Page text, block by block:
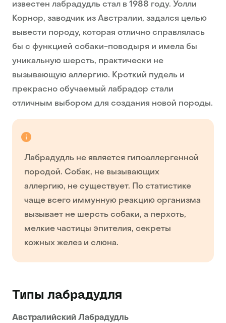
известен лабрадудль стал в 1988 году. Уолли
Корнор, заводчик из Австралии, задался целью
вывести породу, которая отлично справлялась
бы с функцией собаки-поводыря и имела бы
уникальную шерсть, практически не
вызывающую аллергию. Кроткий пудель и
прекрасно обучаемый лабрадор стали
отличным выбором для создания новой породы.
Лабрадудль не является гипоаллергенной
породой. Собак, не вызывающих
аллергию, не существует. По статистике
чаще всего иммунную реакцию организма
вызывает не шерсть собаки, а перхоть,
мелкие частицы эпителия, секреты
кожных желез и слюна.
Типы лабрадудля
Австралийский Лабрадудль